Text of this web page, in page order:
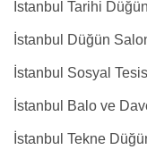
İstanbul Tarihi
İstanbul Düğün
İstanbul Sosyal
İstanbul Balo ve
İstanbul Tekne